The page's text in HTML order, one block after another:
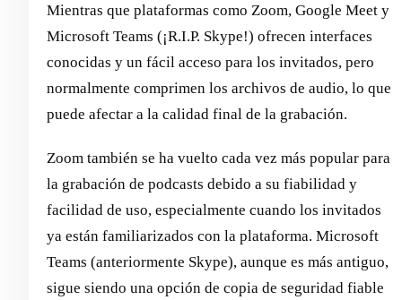
Mientras que plataformas como Zoom, Google Meet y
Microsoft Teams (¡R.I.P. Skype!) ofrecen interfaces
conocidas y un fácil acceso para los invitados, pero
normalmente comprimen los archivos de audio, lo que
puede afectar a la calidad final de la grabación.
Zoom también se ha vuelto cada vez más popular para
la grabación de podcasts debido a su fiabilidad y
facilidad de uso, especialmente cuando los invitados
ya están familiarizados con la plataforma. Microsoft
Teams (anteriormente Skype), aunque es más antiguo,
sigue siendo una opción de copia de seguridad fiable